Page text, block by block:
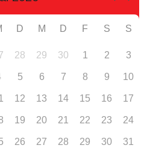
D M D F S S
28 29 30 1 2 3
5 6 7 8 9 10
12 13 14 15 16 17
19 20 21 22 23 24
26 27 28 29 30 31